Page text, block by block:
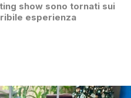
show sono tornati sui
esperienza